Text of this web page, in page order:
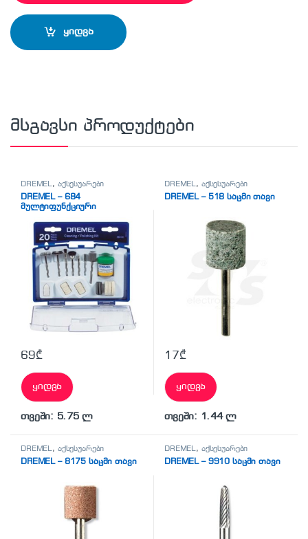
ყიდვა
მსგავსი პროდუქტები
DREMEL, აქსესუარები
DREMEL – 684
მულტიფუნქციური
69₾
ყიდვა
თვეში: 5.75 ლ
DREMEL, აქსესუარები
DREMEL – 518 საცმი თავი
17₾
ყიდვა
თვეში: 1.44 ლ
DREMEL, აქსესუარები
DREMEL – 8175 საცმი თავი
DREMEL, აქსესუარები
DREMEL – 9910 საცმი თავი